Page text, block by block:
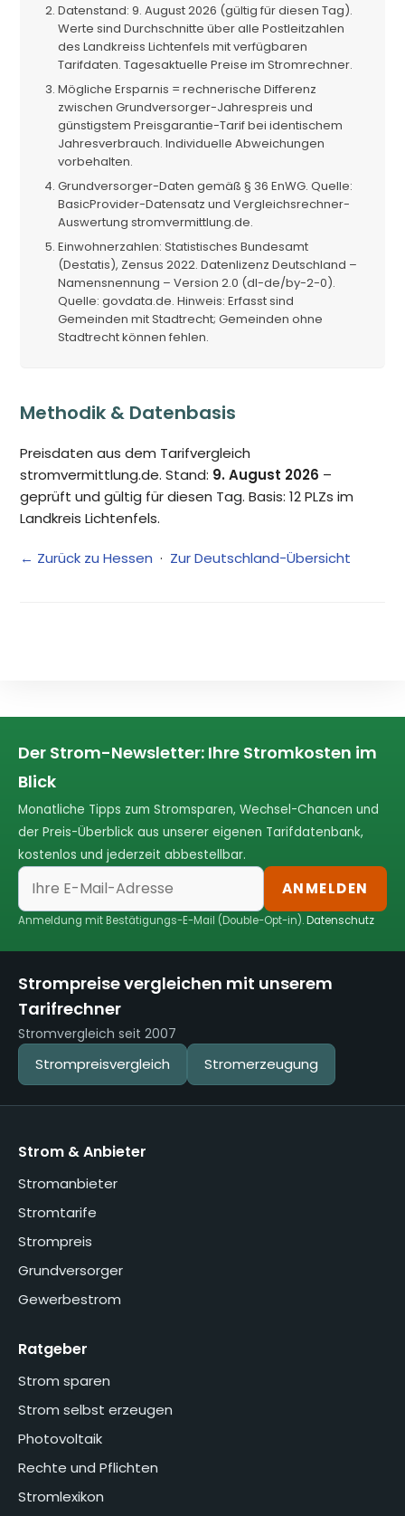
Datenstand: 9. August 2026 (gültig für diesen Tag).
Werte sind Durchschnitte über alle Postleitzahlen
des Landkreiss Lichtenfels mit verfügbaren
Tarifdaten. Tagesaktuelle Preise im Stromrechner.
Mögliche Ersparnis = rechnerische Differenz
zwischen Grundversorger-Jahrespreis und
günstigstem Preisgarantie-Tarif bei identischem
Jahresverbrauch. Individuelle Abweichungen
vorbehalten.
Grundversorger-Daten gemäß § 36 EnWG. Quelle:
BasicProvider-Datensatz und Vergleichsrechner-
Auswertung stromvermittlung.de.
Einwohnerzahlen: Statistisches Bundesamt
(Destatis), Zensus 2022. Datenlizenz Deutschland –
Namensnennung – Version 2.0 (dl-de/by-2-0).
Quelle: govdata.de. Hinweis: Erfasst sind
Gemeinden mit Stadtrecht; Gemeinden ohne
Stadtrecht können fehlen.
Methodik & Datenbasis
Preisdaten aus dem Tarifvergleich
stromvermittlung.de. Stand: 9. August 2026 –
geprüft und gültig für diesen Tag. Basis: 12 PLZs im
Landkreis Lichtenfels.
← Zurück zu Hessen · Zur Deutschland-Übersicht
Der Strom-Newsletter: Ihre Stromkosten im
Blick
Monatliche Tipps zum Stromsparen, Wechsel-Chancen und
der Preis-Überblick aus unserer eigenen Tarifdatenbank,
kostenlos und jederzeit abbestellbar.
ANMELDEN
Anmeldung mit Bestätigungs-E-Mail (Double-Opt-in).Datenschutz
Strompreise vergleichen mit unserem
Tarifrechner
Stromvergleich seit 2007
Strompreisvergleich Stromerzeugung
Strom & Anbieter
Stromanbieter
Stromtarife
Strompreis
Grundversorger
Gewerbestrom
Ratgeber
Strom sparen
Strom selbst erzeugen
Photovoltaik
Rechte und Pflichten
Stromlexikon